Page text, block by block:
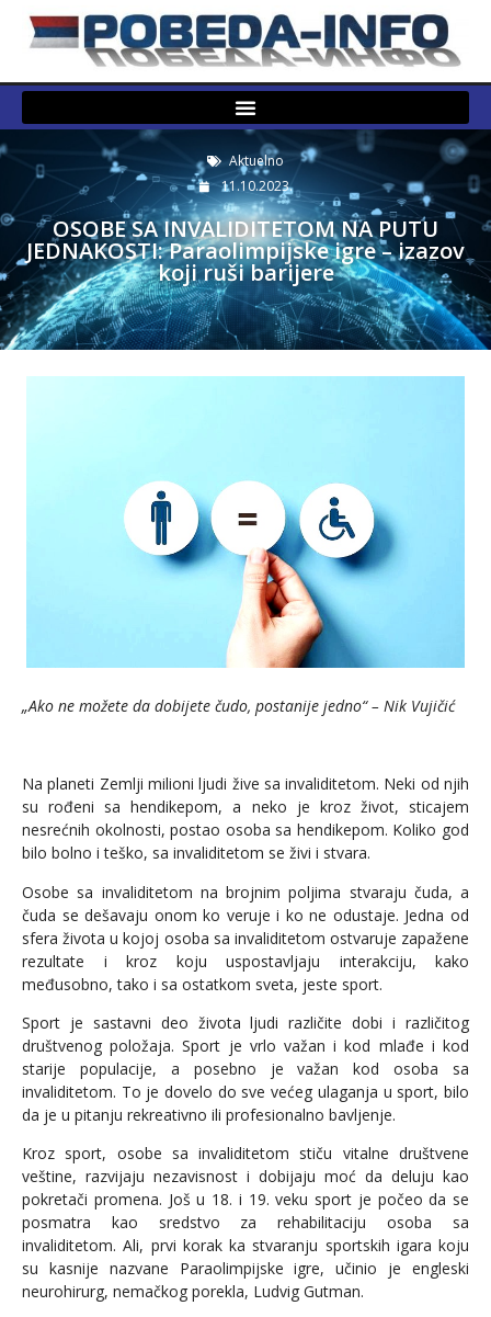
Aktuelno
11.10.2023.
OSOBE SA INVALIDITETOM NA PUTU
JEDNAKOSTI: Paraolimpijske igre – izazov
koji ruši barijere
„Ako ne možete da dobijete čudo, postanije jedno“ – Nik Vujičić
Na planeti Zemlji milioni ljudi žive sa invaliditetom. Neki od njih
su rođeni sa hendikepom, a neko je kroz život, sticajem
nesrećnih okolnosti, postao osoba sa hendikepom. Koliko god
bilo bolno i teško, sa invaliditetom se živi i stvara.
Osobe sa invaliditetom na brojnim poljima stvaraju čuda, a
čuda se dešavaju onom ko veruje i ko ne odustaje. Jedna od
sfera života u kojoj osoba sa invaliditetom ostvaruje zapažene
rezultate i kroz koju uspostavljaju interakciju, kako
međusobno, tako i sa ostatkom sveta, jeste sport.
Sport je sastavni deo života ljudi različite dobi i različitog
društvenog položaja. Sport je vrlo važan i kod mlađe i kod
starije populacije, a posebno je važan kod osoba sa
invaliditetom. To je dovelo do sve većeg ulaganja u sport, bilo
da je u pitanju rekreativno ili profesionalno bavljenje.
Kroz sport, osobe sa invaliditetom stiču vitalne društvene
veštine, razvijaju nezavisnost i dobijaju moć da deluju kao
pokretači promena. Još u 18. i 19. veku sport je počeo da se
posmatra kao sredstvo za rehabilitaciju osoba sa
invaliditetom. Ali, prvi korak ka stvaranju sportskih igara koju
su kasnije nazvane Paraolimpijske igre, učinio je engleski
neurohirurg, nemačkog porekla, Ludvig Gutman.